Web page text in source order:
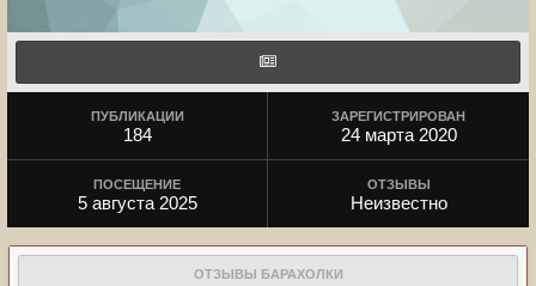
ПУБЛИКАЦИИ
184
ЗАРЕГИСТРИРОВАН
24 марта 2020
ПОСЕЩЕНИЕ
5 августа 2025
ОТЗЫВЫ
Неизвестно
ОТЗЫВЫ БАРАХОЛКИ